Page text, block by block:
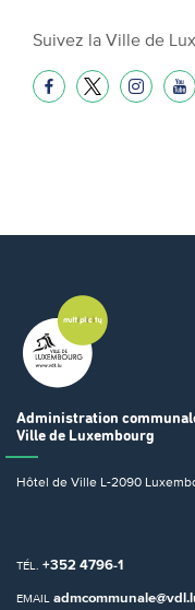
Suivez la Ville de
Administration
Ville de Luxembourg
Hôtel de Ville L-2090
TÉL. +352 4796-1
EMAIL